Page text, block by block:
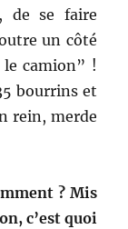
de se faire
un côté
camion” !
bourrins et
rein, merde
? Mis
c’est quoi